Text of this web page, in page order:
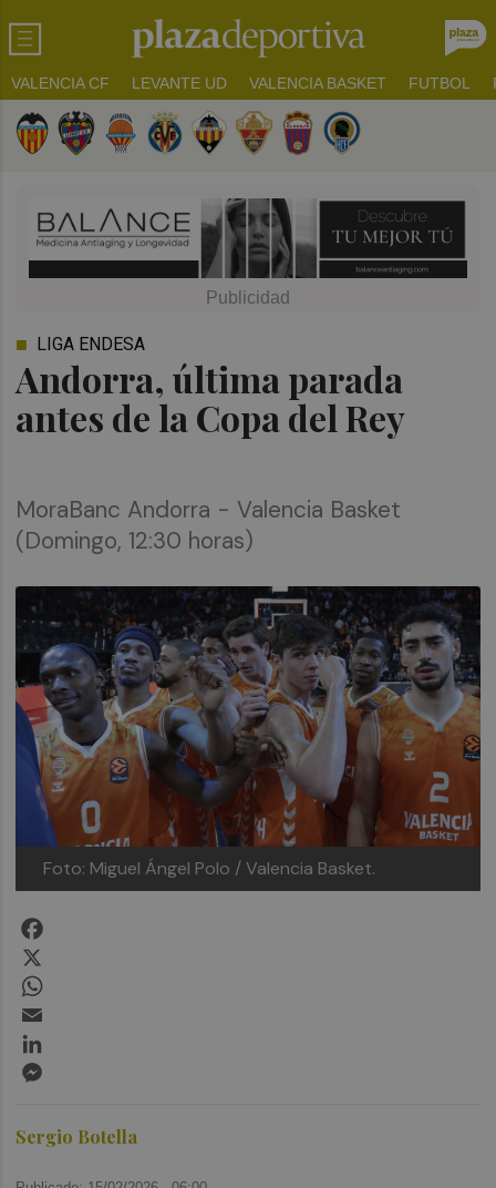
VALENCIA CF LEVANTE UD VALENCIA BASKET FUTBOL
Andorra, última parada
antes de la Copa del Rey
LIGA ENDESA
MoraBanc Andorra - Valencia Basket
(Domingo, 12:30 horas)
Foto: Miguel Ángel Polo / Valencia Basket.
Sergio Botella